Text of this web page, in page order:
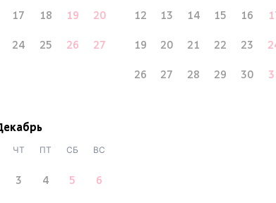
17 18 19 20
24 25 26 27
12 13 14 15 16
19 20 21 22 23
26 27 28 29 30
ЧТ ПТ СБ ВС
3 4 5 6